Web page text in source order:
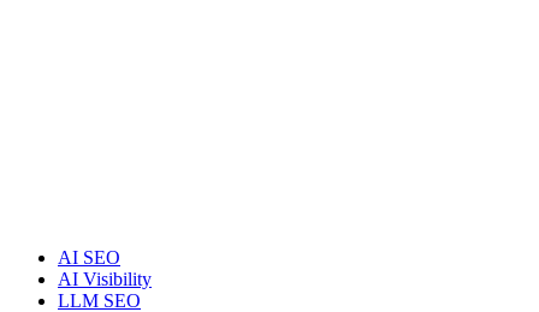
AI SEO
AI Visibility
LLM SEO